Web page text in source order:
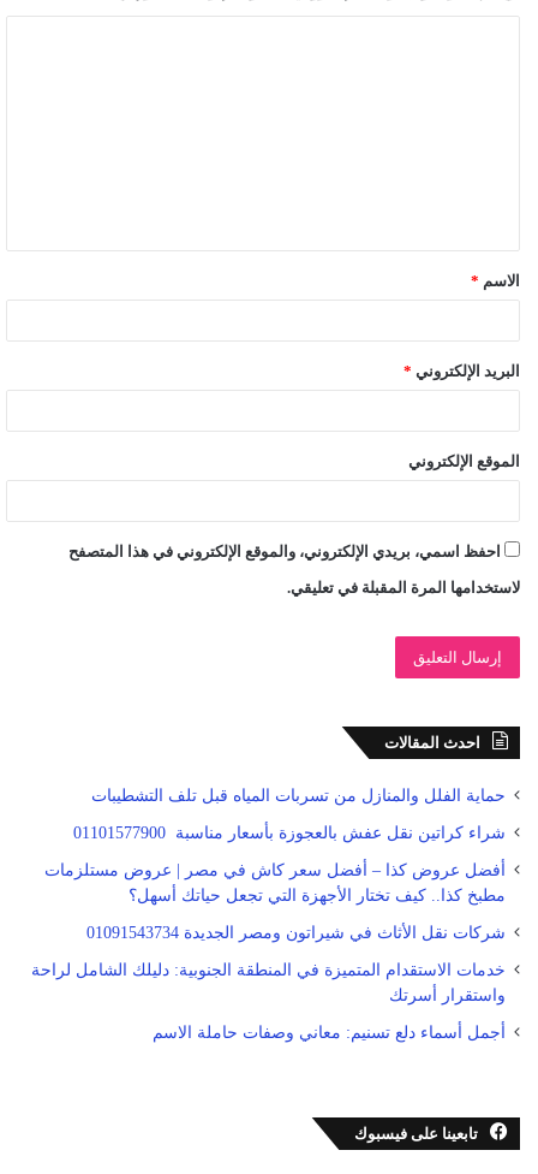
ق
*
الاسم *
البريد الإلكتروني *
الموقع الإلكتروني
احفظ اسمي، بريدي الإلكتروني، والموقع الإلكتروني في هذا المتصفح
لاستخدامها المرة المقبلة في تعليقي.
احدث المقالات
حماية الفلل والمنازل من تسربات المياه قبل تلف التشطيبات
شراء كراتين نقل عفش بالعجوزة بأسعار مناسبة 01101577900
أفضل عروض كذا – أفضل سعر كاش في مصر | عروض مستلزمات
مطبخ كذا.. كيف تختار الأجهزة التي تجعل حياتك أسهل؟
شركات نقل الأثاث في شيراتون ومصر الجديدة 01091543734
خدمات الاستقدام المتميزة في المنطقة الجنوبية: دليلك الشامل لراحة
واستقرار أسرتك
أجمل أسماء دلع تسنيم: معاني وصفات حاملة الاسم
تابعينا على فيسبوك